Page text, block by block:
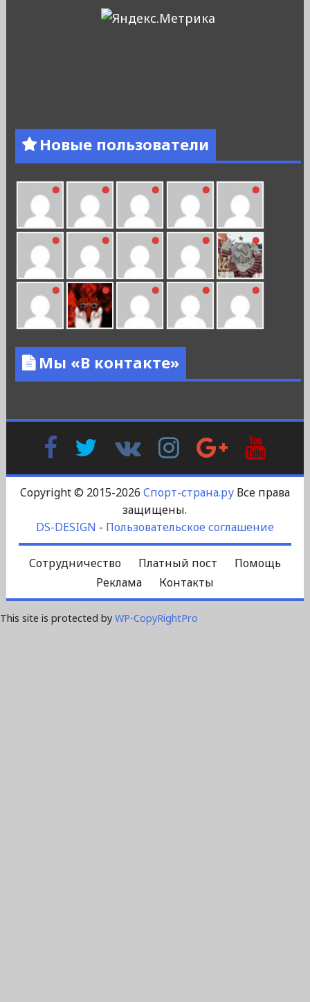
Новые пользователи
Мы «В контакте»
FacebookTwitter
Контакте
InstagramGoogle
Plus
Copyright © 2015-2026 Спорт-страна.руВсе права
защищены.
DS-DESIGN - Пользовательское соглашение
Сотрудничество Платный пост
Помощь
Реклама
Контакты
This site is protected by WP-CopyRightPro